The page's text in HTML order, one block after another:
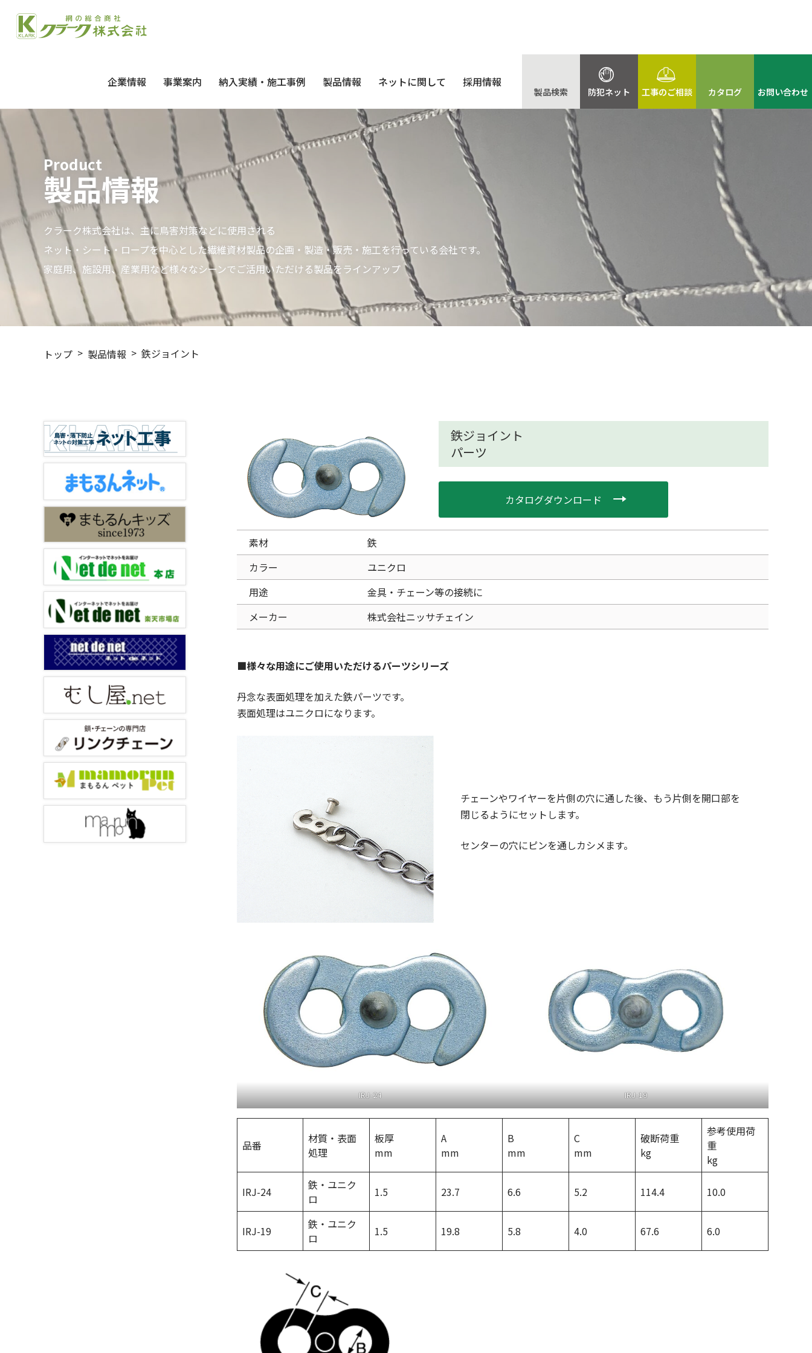
企業情報 事業案内 納入実績・施工事例 製品情報 ネットに関して 採用情報
製品検索 防犯ネット 工事のご相談 カタログ お問い合わせ
製品情報
Product
クラーク株式会社は、主に鳥害対策などに使用される
ネット・シート・ロープを中心とした繊維資材製品の企画・製造・販売・施工を行っている会社です。
家庭用、施設用、産業用など様々なシーンでご活用いただける製品をラインアップ
トップ 製品情報 鉄ジョイント
鉄ジョイント
パーツ
カタログダウンロード
素材
鉄
カラー
ユニクロ
用途
金具・チェーン等の接続に
メーカー
株式会社ニッサチェイン
■様々な用途にご使用いただけるパーツシリーズ
丹念な表面処理を加えた鉄パーツです。
表面処理はユニクロになります。
チェーンやワイヤーを片側の穴に通した後、もう片側を開口部を
閉じるようにセットします。
センターの穴にピンを通しカシメます。
IRJ-24 IRJ-19
品番
材質・表面
処理
板厚
mm
A
mm
B
mm
C
mm
破断荷重
kg
参考使用荷
重
kg
IRJ-24
鉄・ユニク
ロ
1.5 23.7 6.6 5.2 114.4 10.0
IRJ-19
鉄・ユニク
ロ
1.5 19.8 5.8 4.0 67.6 6.0